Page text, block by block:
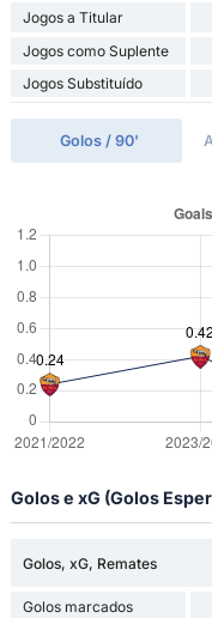
Jogos a Titular
Jogos como Suplente
Jogos Substituído
Golos / 90'
Golos e xG (Golos
Golos, xG, Remates
Golos marcados